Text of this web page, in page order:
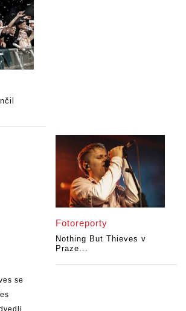
Fotoreporty
Nothing But Thieves v
Praze...